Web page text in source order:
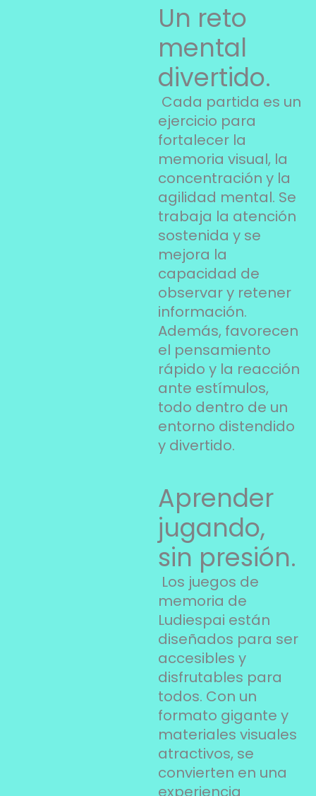
Un reto
mental
divertido.
Cada partida es un
ejercicio para
fortalecer la
memoria visual, la
concentración y la
agilidad mental. Se
trabaja la atención
sostenida y se
mejora la
capacidad de
observar y retener
información.
Además, favorecen
el pensamiento
rápido y la reacción
ante estímulos,
todo dentro de un
entorno distendido
y divertido.
Aprender
jugando,
sin presión.
Los juegos de
memoria de
Ludiespai están
diseñados para ser
accesibles y
disfrutables para
todos. Con un
formato gigante y
materiales visuales
atractivos, se
convierten en una
experiencia